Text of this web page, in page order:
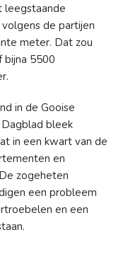
leegstaande
de partijen
meter. Dat zou
bijna 5500
in de Gooise
bleek
in een kwart van de
en
zogeheten
een probleem
en een